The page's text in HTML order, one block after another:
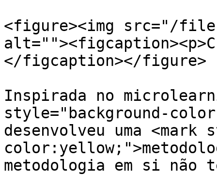
<figure><img src="/
</figcaption></figure>
Inspirada no
style="background-
desenvolveu uma <mark
metodologia em si não